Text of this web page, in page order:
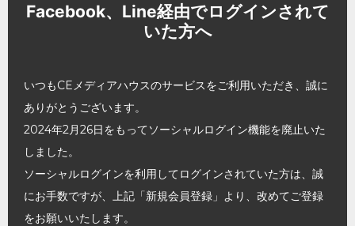
Facebook、Line経由でログインされて
いた方へ
いつもCEメディアハウスのサービスをご利用いただき、誠に
ありがとうございます。
2024年2月26日をもってソーシャルログイン機能を廃止いた
しました。
ソーシャルログインを利用してログインされていた方は、誠
にお手数ですが、上記「新規会員登録」より、改めてご登録
をお願いいたします。